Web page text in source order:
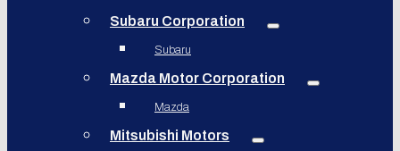
Subaru Corporation
Subaru
Mazda Motor Corporation
Mazda
Mitsubishi Motors